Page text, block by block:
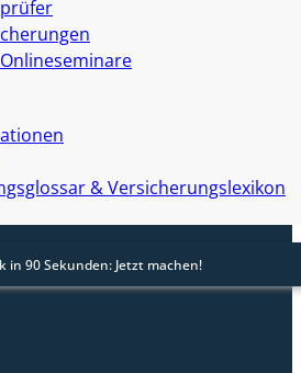
& Versicherungslexikon
in 90 Sekunden: Jetzt machen!
konkretes Passwort verwenden):
immer noch fit: MHi12uinf.
Cola und esse für zwei:
gehen um acht ins Bett: